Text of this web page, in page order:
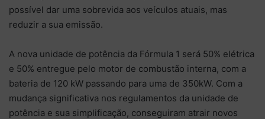
possível dar uma sobrevida aos veículos atuais, mas
reduzir a sua emissão.
A nova unidade de potência da Fórmula 1 será 50% elétrica
e 50% entregue pelo motor de combustão interna, com a
bateria de 120 kW passando para uma de 350kW. Com a
mudança significativa nos regulamentos da unidade de
potência e sua simplificação, conseguiram atrair novos